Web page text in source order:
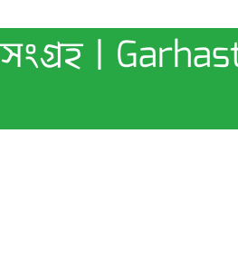
সংগ্ৰহ |